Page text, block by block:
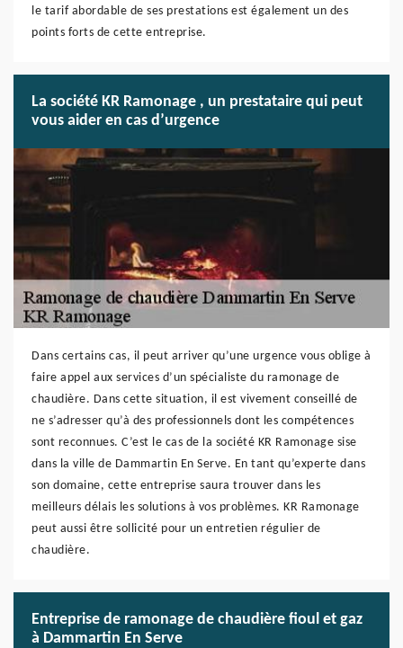
le tarif abordable de ses prestations est également un des
points forts de cette entreprise.
La société KR Ramonage , un prestataire qui peut
vous aider en cas d’urgence
Dans certains cas, il peut arriver qu’une urgence vous oblige à
faire appel aux services d’un spécialiste du ramonage de
chaudière. Dans cette situation, il est vivement conseillé de
ne s’adresser qu’à des professionnels dont les compétences
sont reconnues. C’est le cas de la société KR Ramonage sise
dans la ville de Dammartin En Serve. En tant qu’experte dans
son domaine, cette entreprise saura trouver dans les
meilleurs délais les solutions à vos problèmes. KR Ramonage
peut aussi être sollicité pour un entretien régulier de
chaudière.
Entreprise de ramonage de chaudière fioul et gaz
à Dammartin En Serve